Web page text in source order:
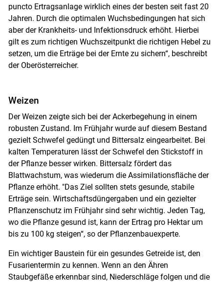
Skip to main content
puncto Ertragsanlage wirklich eines der besten seit fast 20
Jahren. Durch die optimalen Wuchsbedingungen hat sich
aber der Krankheits- und Infektionsdruck erhöht. Hierbei
gilt es zum richtigen Wuchszeitpunkt die richtigen Hebel zu
setzen, um die Erträge bei der Ernte zu sichern“, beschreibt
der Oberösterreicher.
Weizen
Der Weizen zeigte sich bei der Ackerbegehung in einem
robusten Zustand. Im Frühjahr wurde auf diesem Bestand
gezielt Schwefel gedüngt und Bittersalz eingearbeitet. Bei
kalten Temperaturen lässt der Schwefel den Stickstoff in
der Pflanze besser wirken. Bittersalz fördert das
Blattwachstum, was wiederum die Assimilationsfläche der
Pflanze erhöht. "Das Ziel sollten stets gesunde, stabile
Erträge sein. Wirtschaftsdüngergaben und ein gezielter
Pflanzenschutz im Frühjahr sind sehr wichtig. Jeden Tag,
wo die Pflanze gesund ist, kann der Ertrag pro Hektar um
bis zu 100 kg steigen“, so der Pflanzenbauexperte.
Ein wichtiger Baustein für ein gesundes Getreide ist, den
Fusarientermin zu kennen. Wenn an den Ähren
Staubgefäße erkennbar sind, Niederschläge folgen und die